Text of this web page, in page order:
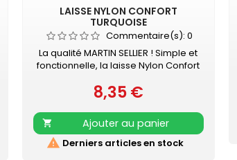
LAISSE NYLON CONFORT
TURQUOISE
Commentaire(s): 0
La qualité MARTIN SELLIER ! Simple et
fonctionnelle, la laisse Nylon Confort
promenades en toute sécurité.
Laisse en nylon, robuste et résistante
Poignée renforcée pour plus de
confort Mousqueton laqué noir
Retrouvez également les COLLIERS
Prix
8,35 €

Ajouter au panier
 Derniers articles en stock